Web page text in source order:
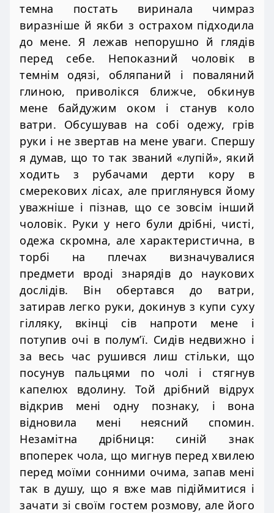
темна постать виринала чимраз
виразніше й якби з острахом підходила
до мене. Я лежав непорушно й глядів
перед себе. Непоказний чоловік в
темнім одязі, обляпаний і поваляний
глиною, приволікся ближче, обкинув
мене байдужим оком і станув коло
ватри. Обсушував на собі одежу, грів
руки і не звертав на мене уваги. Спершу
я думав, що то так званий «лупій», який
ходить з рубачами дерти кору в
смерекових лісах, але приглянувся йому
уважніше і пізнав, що се зовсім інший
чоловік. Руки у него були дрібні, чисті,
одежа скромна, але характеристична, в
торбі на плечах визначувалися
предмети вроді знарядів до наукових
дослідів. Він обертався до ватри,
затирав легко руки, докинув з купи суху
гілляку, вкінці сів напроти мене і
потупив очі в полум’ї. Сидів недвижно і
за весь час рушився лиш стільки, що
посунув пальцями по чолі і стягнув
капелюх вдолину. Той дрібний відрух
відкрив мені одну познаку, і вона
відновила мені неясний спомин.
Незамітна дрібниця: синій знак
впоперек чола, що мигнув перед хвилею
перед моїми сонними очима, запав мені
так в душу, що я вже мав підіймитися і
зачати зі своїм гостем розмову, але його